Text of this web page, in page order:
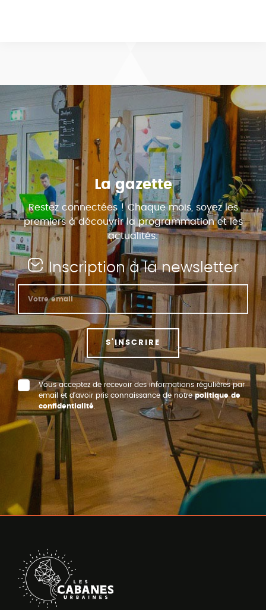
La gazette
Restez connectées ! Chaque mois, soyez les
premiers à découvrir la programmation et les
actualités.
Inscription à la newsletter
S'INSCRIRE
Vous acceptez de recevoir des informations régulières par
email et d’avoir pris connaissance de notrepolitique de
confidentialité